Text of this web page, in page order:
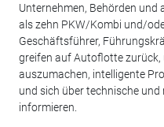
Unternehmen, Behörden und
als zehn PKW/Kombi und/
Geschäftsführer,
greifen auf Autoflotte
auszumachen, intelligente
und sich über technische
informieren.